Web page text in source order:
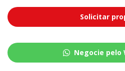
Solicitar
Negocie pelo